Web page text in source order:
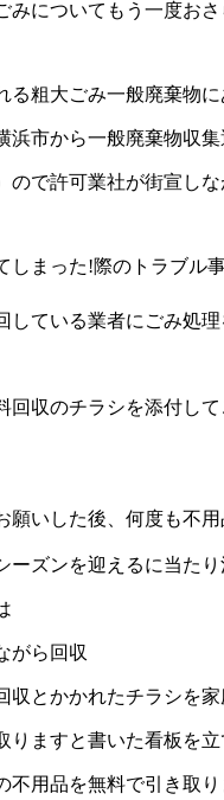
みについてもう一度お
る粗大ごみ一般廃棄物
浜市から一般廃棄物収
ので許可業社が街宣し
しまった!際のトラブル
している業者にごみ処
回収のチラシを添付し
願いした後、何度も不
ーズンを迎えるに当たり
がら回収
とかかれたチラシを家
りますと書いた看板を立
不用品を無料で引き取